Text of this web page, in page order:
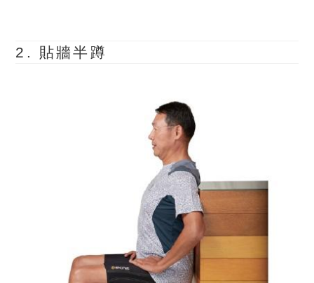
2. 貼牆半蹲